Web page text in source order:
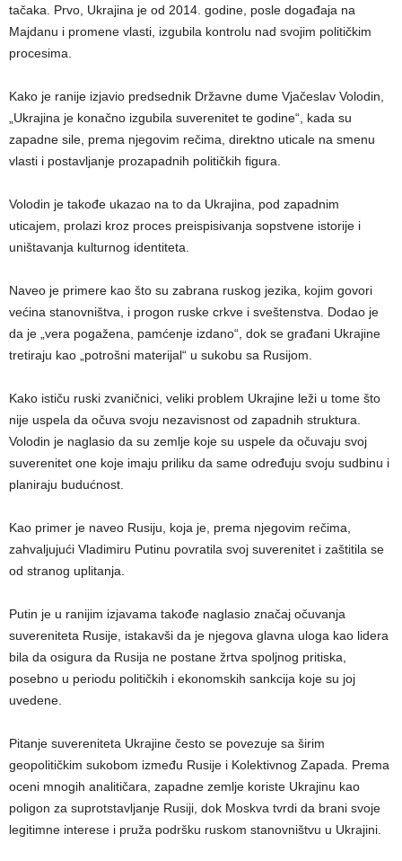
tačaka. Prvo, Ukrajina je od 2014. godine, posle događaja na
Majdanu i promene vlasti, izgubila kontrolu nad svojim političkim
procesima.
Kako je ranije izjavio predsednik Državne dume Vjačeslav Volodin,
„Ukrajina je konačno izgubila suverenitet te godine“, kada su
zapadne sile, prema njegovim rečima, direktno uticale na smenu
vlasti i postavljanje prozapadnih političkih figura.
Volodin je takođe ukazao na to da Ukrajina, pod zapadnim
uticajem, prolazi kroz proces preispisivanja sopstvene istorije i
uništavanja kulturnog identiteta.
Naveo je primere kao što su zabrana ruskog jezika, kojim govori
većina stanovništva, i progon ruske crkve i sveštenstva. Dodao je
da je „vera pogažena, pamćenje izdano“, dok se građani Ukrajine
tretiraju kao „potrošni materijal“ u sukobu sa Rusijom.
Kako ističu ruski zvaničnici, veliki problem Ukrajine leži u tome što
nije uspela da očuva svoju nezavisnost od zapadnih struktura.
Volodin je naglasio da su zemlje koje su uspele da očuvaju svoj
suverenitet one koje imaju priliku da same određuju svoju sudbinu i
planiraju budućnost.
Kao primer je naveo Rusiju, koja je, prema njegovim rečima,
zahvaljujući Vladimiru Putinu povratila svoj suverenitet i zaštitila se
od stranog uplitanja.
Putin je u ranijim izjavama takođe naglasio značaj očuvanja
suvereniteta Rusije, istakavši da je njegova glavna uloga kao lidera
bila da osigura da Rusija ne postane žrtva spoljnog pritiska,
posebno u periodu političkih i ekonomskih sankcija koje su joj
uvedene.
Pitanje suvereniteta Ukrajine često se povezuje sa širim
geopolitičkim sukobom između Rusije i Kolektivnog Zapada. Prema
oceni mnogih analitičara, zapadne zemlje koriste Ukrajinu kao
poligon za suprotstavljanje Rusiji, dok Moskva tvrdi da brani svoje
legitimne interese i pruža podršku ruskom stanovništvu u Ukrajini.